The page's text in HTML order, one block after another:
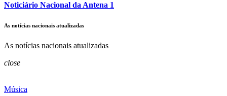
Noticiário Nacional da Antena 1
As notícias nacionais atualizadas
As notícias nacionais atualizadas
close
Música